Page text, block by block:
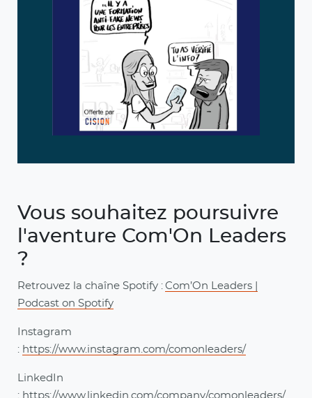
Vous souhaitez poursuivre
l'aventure Com'On Leaders
?
Retrouvez la chaîne Spotify : Com’On Leaders |
Podcast on Spotify
Instagram
: https://www.instagram.com/comonleaders/
LinkedIn
: https://www.linkedin.com/company/comonleaders/